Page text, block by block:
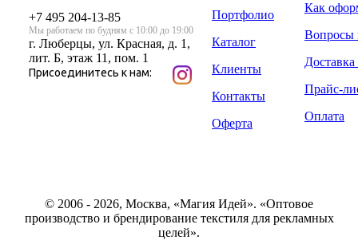
+7 495 204-13-85
Мы работаем по будням с 10:00 до 19:00
г. Люберцы, ул. Красная, д. 1,
лит. Б, этаж 11, пом. 1
Присоединитесь к нам:
Портфолио
Каталог
Клиенты
Контакты
Оферта
Как
Вопросы
Доставка
Прайс-
Оплата
© 2006 - 2026, Москва, «Магия Идей». «Оптовое
производство и брендирование текстиля для рекламных
целей».